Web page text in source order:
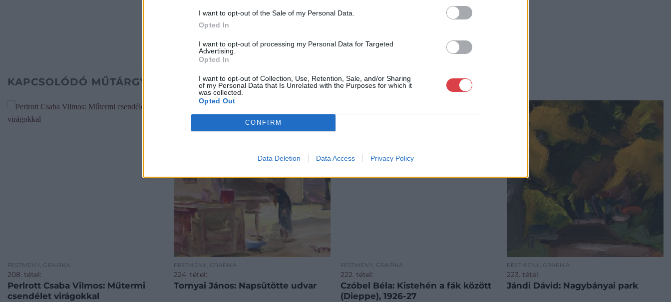
I want to opt-out of the Sale of my Personal Data.
Opted In
I want to opt-out of processing my Personal Data for Targeted
Advertising.
Opted In
I want to opt-out of Collection, Use, Retention, Sale, and/or Sharing
of my Personal Data that Is Unrelated with the Purposes for which it
was collected.
Opted Out
CONFIRM
Data Deletion Data Access Privacy Policy
KAPCSOLÓDÓ MŰTÁRGYAK
FESTMÉNY, GRAFIKA
208. tétel:
Perlrott Csaba Vilmos: Műtermi
csendélet virágokkal
FESTMÉNY, GRAFIKA
224. tétel:
Tornyai János: Napsütötte udvar
FESTMÉNY, GRAFIKA
222. tétel:
Czóbel Béla: Kistehén a fák között
(Dieppe), 1926-27
FESTMÉNY, GRAFIKA
223. tétel:
Jándi Dávid: Nagybányai park